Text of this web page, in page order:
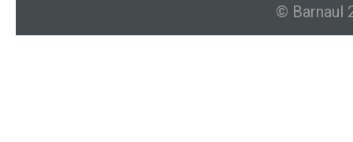
© Barnaul